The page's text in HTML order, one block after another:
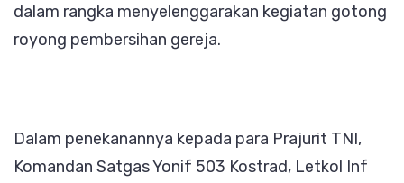
dalam rangka menyelenggarakan kegiatan gotong
royong pembersihan gereja.
Dalam penekanannya kepada para Prajurit TNI,
Komandan Satgas Yonif 503 Kostrad, Letkol Inf